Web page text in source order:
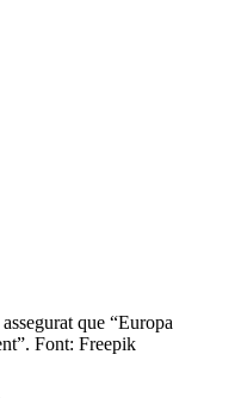
que “Europa
Font: Freepik